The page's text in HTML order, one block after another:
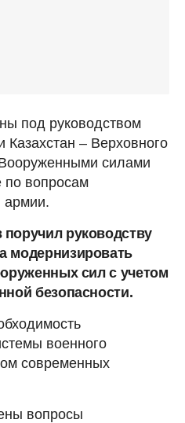
под руководством
Казахстан – Верховного
силами
по вопросам
армии.
руководству
модернизировать
сил с учетом
безопасности.
военного
современных
вопросы